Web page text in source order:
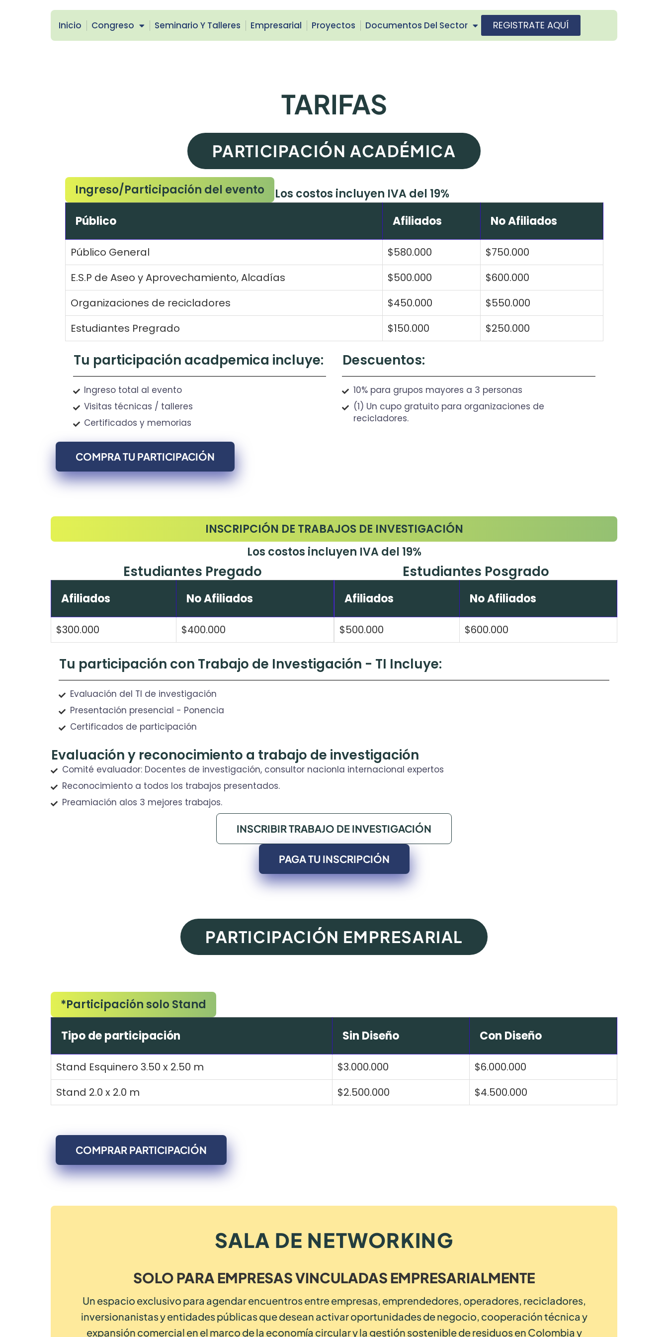
Inicio Congreso Seminario Y Talleres Empresarial Proyectos Documentos Del Sector REGISTRATE AQUÍ
TARIFAS
PARTICIPACIÓN ACADÉMICA
Ingreso/Participación del evento
Los costos incluyen IVA del 19%
Público
Afiliados No Afiliados
Público General $580.000
$750.000
E.S.P de Aseo y Aprovechamiento, Alcadías
$500.000
$600.000
Organizaciones de recicladores
$450.000
$550.000
Estudiantes Pregrado
$150.000 $250.000
Tu participación acadpemica incluye:
Ingreso total al evento
Visitas técnicas / talleres
Certificados y memorias
Descuentos:
10% para grupos mayores a 3 personas
(1) Un cupo gratuito para organizaciones de
recicladores.
COMPRA TU PARTICIPACIÓN
INSCRIPCIÓN DE TRABAJOS DE INVESTIGACIÓN
Los costos incluyen IVA del 19%
Estudiantes Pregado
Afiliados No Afiliados
$300.000 $400.000
Estudiantes Posgrado
Afiliados No Afiliados
$500.000 $600.000
Tu participación con Trabajo de Investigación - TI Incluye:
Evaluación del TI de investigación
Presentación presencial - Ponencia
Certificados de participación
Evaluación y reconocimiento a trabajo de investigación
Comité evaluador: Docentes de investigación, consultor nacionla internacional expertos
Reconocimiento a todos los trabajos presentados.
Preamiación alos 3 mejores trabajos.
INSCRIBIR TRABAJO DE INVESTIGACIÓN
PAGA TU INSCRIPCIÓN
PARTICIPACIÓN EMPRESARIAL
*Participación solo Stand
Tipo de participación Sin Diseño Con Diseño
Stand Esquinero 3.50 x 2.50 m $3.000.000
$6.000.000
Stand 2.0 x 2.0 m
$2.500.000 $4.500.000
COMPRAR PARTICIPACIÓN
SALA DE NETWORKING
SOLO PARA EMPRESAS VINCULADAS EMPRESARIALMENTE
Un espacio exclusivo para agendar encuentros entre empresas, emprendedores, operadores, recicladores,
inversionanistas y entidades públicas que desean activar oportunidades de negocio, cooperación técnica y
expansión comercial en el marco de la economía circular y la gestión sostenible de residuos en Colombia y